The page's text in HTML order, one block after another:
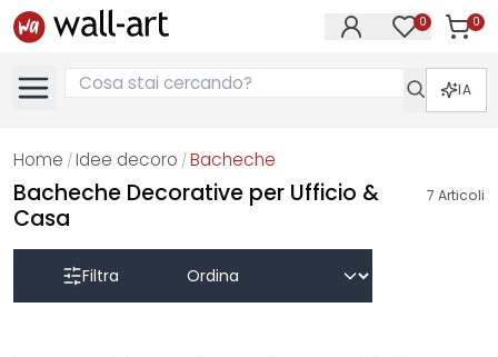
0 0
IA
Home / Idee decoro /Bacheche
Bacheche Decorative per Ufficio &
Casa
7 Articoli
Filtra